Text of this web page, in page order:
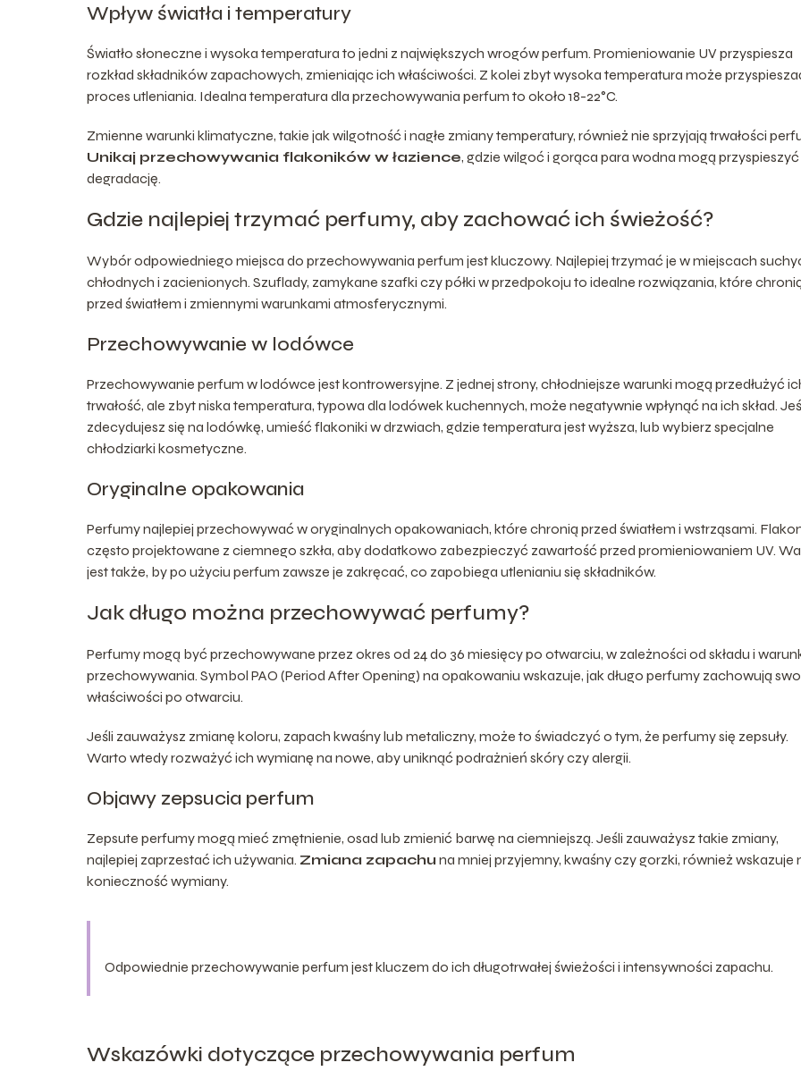
Wpływ światła i temperatury
Światło słoneczne i wysoka temperatura to jedni z największych wrogów perfum. Promieniowanie UV przyspiesza
rozkład składników zapachowych, zmieniając ich właściwości. Z kolei zbyt wysoka temperatura może
proces utleniania. Idealna temperatura dla przechowywania perfum to około 18-22°C.
Zmienne warunki klimatyczne, takie jak wilgotność i nagłe zmiany temperatury, również nie sprzyjają trwałości
Unikaj przechowywania flakoników w łazience, gdzie wilgoć i gorąca para wodna mogą
degradację.
Gdzie najlepiej trzymać perfumy, aby zachować ich świeżość?
Wybór odpowiedniego miejsca do przechowywania perfum jest kluczowy. Najlepiej trzymać je w miejscach
chłodnych i zacienionych. Szuflady, zamykane szafki czy półki w przedpokoju to idealne rozwiązania, które
przed światłem i zmiennymi warunkami atmosferycznymi.
Przechowywanie w lodówce
Przechowywanie perfum w lodówce jest kontrowersyjne. Z jednej strony, chłodniejsze warunki mogą przedłużyć
trwałość, ale zbyt niska temperatura, typowa dla lodówek kuchennych, może negatywnie wpłynąć na ich skład.
zdecydujesz się na lodówkę, umieść flakoniki w drzwiach, gdzie temperatura jest wyższa, lub wybierz specjalne
chłodziarki kosmetyczne.
Oryginalne opakowania
Perfumy najlepiej przechowywać w oryginalnych opakowaniach, które chronią przed światłem i wstrząsami.
często projektowane z ciemnego szkła, aby dodatkowo zabezpieczyć zawartość przed promieniowaniem UV.
jest także, by po użyciu perfum zawsze je zakręcać, co zapobiega utlenianiu się składników.
Jak długo można przechowywać perfumy?
Perfumy mogą być przechowywane przez okres od 24 do 36 miesięcy po otwarciu, w zależności od składu i
przechowywania. Symbol PAO (Period After Opening) na opakowaniu wskazuje, jak długo perfumy zachowują
właściwości po otwarciu.
Jeśli zauważysz zmianę koloru, zapach kwaśny lub metaliczny, może to świadczyć o tym, że perfumy się zepsuły.
Warto wtedy rozważyć ich wymianę na nowe, aby uniknąć podrażnień skóry czy alergii.
Objawy zepsucia perfum
Zepsute perfumy mogą mieć zmętnienie, osad lub zmienić barwę na ciemniejszą. Jeśli zauważysz takie zmiany,
najlepiej zaprzestać ich używania. Zmiana zapachu na mniej przyjemny, kwaśny czy gorzki, również wskazuje
konieczność wymiany.
Odpowiednie przechowywanie perfum jest kluczem do ich długotrwałej świeżości i intensywności zapachu.
Wskazówki dotyczące przechowywania perfum